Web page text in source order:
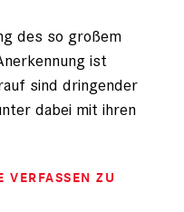
des so großem
ist
sind dringender
dabei mit ihren
VERFASSEN ZU